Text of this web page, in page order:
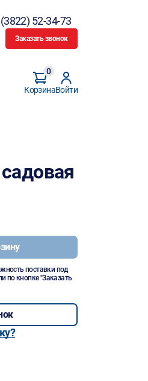
52-34-73
Заказать звонок
Корзина
0
Войти
поставки под
по кнопке "Заказать